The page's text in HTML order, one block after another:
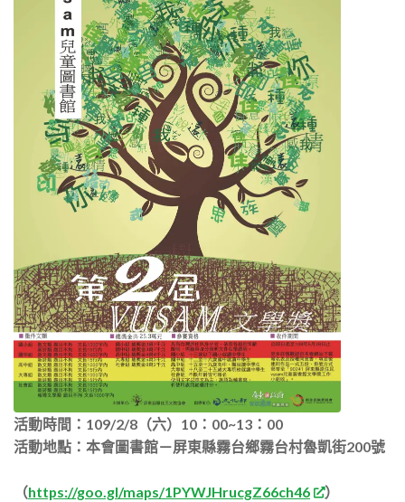
活動時間：109/2/8（六）10：00~13：00
活動地點：本會圖書館－屏東縣霧台鄉霧台村魯凱街200號
（https://goo.gl/maps/1PYWJHrucgZ66ch46 ）